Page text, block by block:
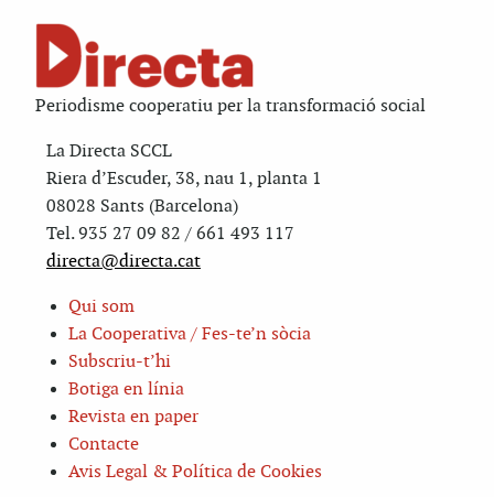
Periodisme cooperatiu per la transformació social
La Directa SCCL
Riera d’Escuder, 38, nau 1, planta 1
08028 Sants (Barcelona)
Tel. 935 27 09 82 / 661 493 117
directa@directa.cat
Qui som
La Cooperativa / Fes-te’n sòcia
Subscriu-t’hi
Botiga en línia
Revista en paper
Contacte
Avis Legal & Política de Cookies